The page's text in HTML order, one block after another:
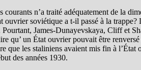
courants n’a traité adéquatement de la
soviétique a t-il passé à la trappe?
James-Dunayevskaya, Cliff et
qu’ un État ouvrier pouvait être
que les staliniens avaient mis fin à
des années 1930.